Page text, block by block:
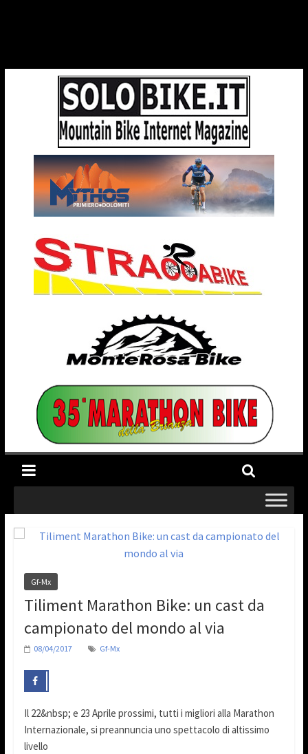
Gf-Mx
Tiliment Marathon Bike: un cast da
campionato del mondo al via
08/04/2017 Gf-Mx
Il 22&nbsp; e 23 Aprile prossimi, tutti i migliori alla Marathon
Internazionale, si preannuncia uno spettacolo di altissimo
livello